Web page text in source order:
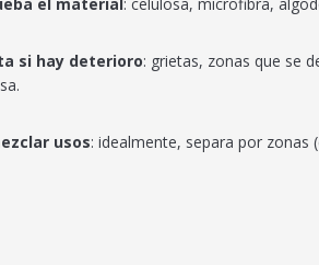
si hay deterioro: grietas, zonas que se
usos: idealmente, separa por zonas